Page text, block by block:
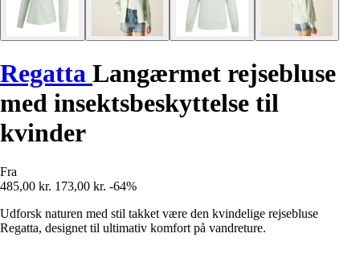
Regatta Langærmet rejsebluse
med insektsbeskyttelse til
kvinder
Fra
485,00 kr. 173,00 kr. -64%
Udforsk naturen med stil takket være den kvindelige rejsebluse
Regatta, designet til ultimativ komfort på vandreture.